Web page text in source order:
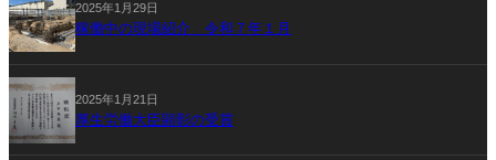
2025年1月29日
稼働中の現場紹介 令和７年１月
2025年1月21日
厚生労働大臣顕彰の受賞